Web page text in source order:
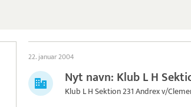
22. januar 2004
Nyt navn: Klub L H
Klub L H Sektion 231 Andrex v/